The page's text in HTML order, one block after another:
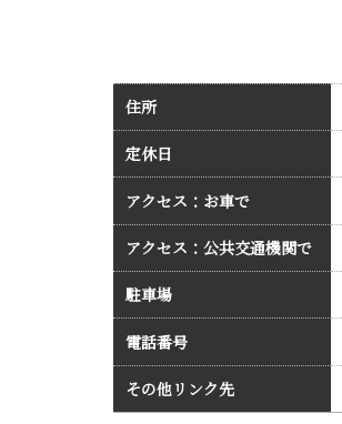
住所
定休日
アクセス：お車で
アクセス：公共交通機関で
駐車場
電話番号
その他リンク先